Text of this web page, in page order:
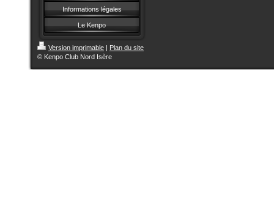
Informations légales
Le Kenpo
Version imprimable | Plan du site
© Kenpo Club Nord Isère